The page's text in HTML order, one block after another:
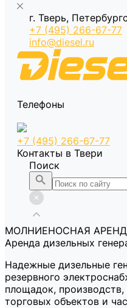
г. Тверь,
+7 (495) 266-67-77
info@diesel.ru
Телефоны
+7 (495) 266-67-77
Контакты в Твери
Поиск
МОЛНИЕНОСНАЯ
Аренда дизельных
Надежные дизельные
резервного
площадок,
торговых объектов и